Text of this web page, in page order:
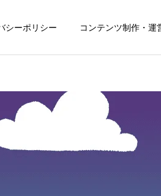
シーポリシー コンテンツ制作・運
詳細
ザイン SEO / セールスラ